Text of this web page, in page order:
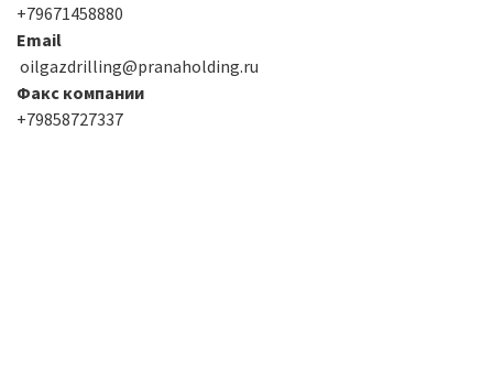
+79671458880
Email
oilgazdrilling@pranaholding.ru
Факс компании
+79858727337